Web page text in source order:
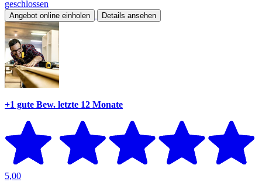
geschlossen
Angebot online einholen Details ansehen
+1 gute Bew. letzte 12 Monate
5,00